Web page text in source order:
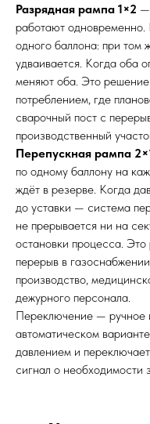
Разрядная рампа 1×2 —
работают одновременно.
одного баллона: при том
удваивается. Когда оба
меняют оба. Это
потреблением, где
сварочный пост с
производственный
Перепускная рампа
по одному баллону на
ждёт в резерве. Когда
до уставки — система
не прерывается ни на
остановки процесса.
перерыв в
производство,
дежурного персонала.
Переключение — ручное
автоматическом
давлением и
сигнал о необходимости